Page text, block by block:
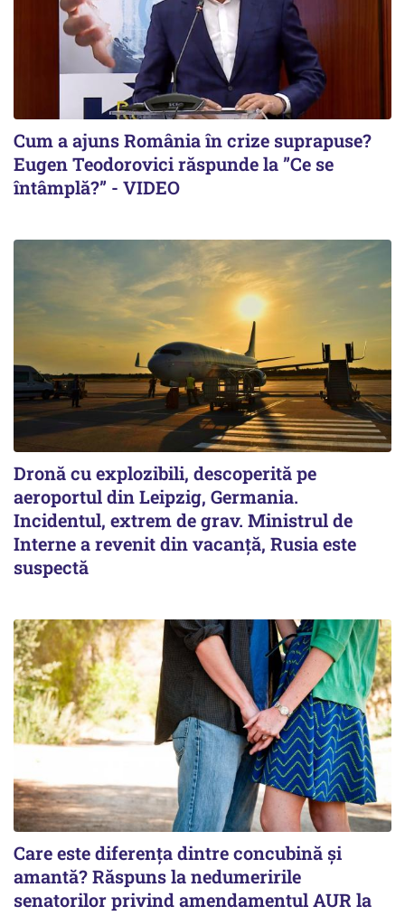
Cum a ajuns România în crize suprapuse?
Eugen Teodorovici răspunde la ”Ce se
întâmplă?” - VIDEO
Dronă cu explozibili, descoperită pe
aeroportul din Leipzig, Germania.
Incidentul, extrem de grav. Ministrul de
Interne a revenit din vacanță, Rusia este
suspectă
Care este diferența dintre concubină și
amantă? Răspuns la nedumeririle
senatorilor privind amendamentul AUR la